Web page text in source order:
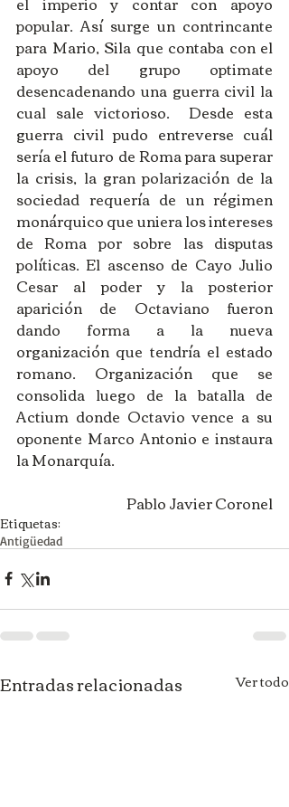
popular. Así surge un contrincante
para Mario, Sila que contaba con el
apoyo del grupo optimate
desencadenando una guerra civil la
cual sale victorioso.  Desde esta
guerra civil pudo entreverse cuál
sería el futuro de Roma para superar
la crisis, la gran polarización de la
sociedad requería de un régimen
monárquico que uniera los intereses
de Roma por sobre las disputas
políticas. El ascenso de Cayo Julio
Cesar al poder y la posterior
aparición de Octaviano fueron
dando forma a la nueva
organización que tendría el estado
romano. Organización que se
consolida luego de la batalla de
Actium donde Octavio vence a su
oponente Marco Antonio e instaura
la Monarquía.
Pablo Javier Coronel
Etiquetas:
Antigüedad
Entradas relacionadas Ver todo